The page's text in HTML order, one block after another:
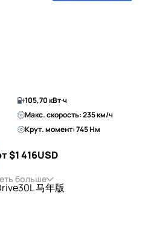
105,70 кВт·ч
Макс. скорость: 235 км/ч
Крут. момент: 745 Нм
$1 416USD
больше